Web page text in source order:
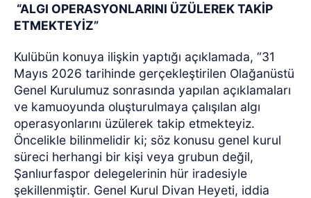
“ALGI OPERASYONLARINI ÜZÜLEREK TAKİP
ETMEKTEYİZ”
Kulübün konuya ilişkin yaptığı açıklamada, “31
Mayıs 2026 tarihinde gerçekleştirilen Olağanüstü
Genel Kurulumuz sonrasında yapılan açıklamaları
ve kamuoyunda oluşturulmaya çalışılan algı
operasyonlarını üzülerek takip etmekteyiz.
Öncelikle bilinmelidir ki; söz konusu genel kurul
süreci herhangi bir kişi veya grubun değil,
Şanlıurfaspor delegelerinin hür iradesiyle
şekillenmiştir. Genel Kurul Divan Heyeti, iddia